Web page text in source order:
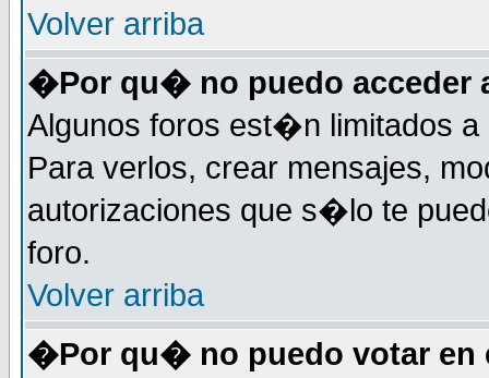
Volver arriba
�Por qu� no puedo acceder
Algunos foros est�n limitados
Para verlos, crear mensajes,
autorizaciones que s�lo te
foro.
Volver arriba
�Por qu� no puedo votar en